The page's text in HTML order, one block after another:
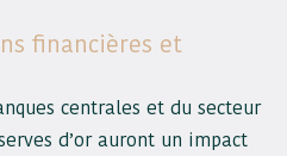
financières et
centrales et du secteur
d’or auront un impact